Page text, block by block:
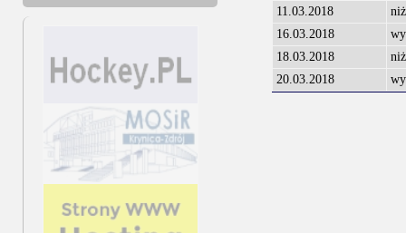
11.03.2018
16.03.2018
18.03.2018
20.03.2018